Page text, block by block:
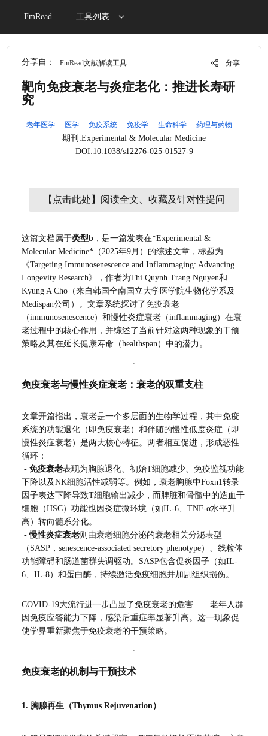
FmRead 工具列表
分享自： FmRead文献解读工具 分享
靶向免疫衰老与炎症老化：推进长寿研
究
老年医学 医学 免疫系统 免疫学 生命科学 药理与药物
期刊:Experimental & Molecular Medicine
DOI:10.1038/s12276-025-01527-9
【点击此处】阅读全文、收藏及针对性提问
这篇文档属于类型b ，是一篇发表在*Experimental &
Molecular Medicine*（2025年9月）的综述文章，标题为
《Targeting Immunosenescence and Inflammaging: Advancing
Longevity Research》，作者为Thi Quynh Trang Nguyen和
Kyung A Cho（来自韩国全南国立大学医学院生物化学系及
Medispan公司）。文章系统探讨了免疫衰老
（immunosenescence）和慢性炎症衰老（inflammaging）在衰
老过程中的核心作用，并综述了当前针对这两种现象的干预
策略及其在延长健康寿命（healthspan）中的潜力。
免疫衰老与慢性炎症衰老：衰老的双重支柱
文章开篇指出，衰老是一个多层面的生物学过程，其中免疫
系统的功能退化（即免疫衰老）和伴随的慢性低度炎症（即
慢性炎症衰老）是两大核心特征。两者相互促进，形成恶性
循环：
- 免疫衰老表现为胸腺退化、初始T细胞减少、免疫监视功能
下降以及NK细胞活性减弱等。例如，衰老胸腺中Foxn1转录
因子表达下降导致T细胞输出减少，而脾脏和骨髓中的造血干
细胞（HSC）功能也因炎症微环境（如IL-6、TNF-α水平升
高）转向髓系分化。
- 慢性炎症衰老则由衰老细胞分泌的衰老相关分泌表型
（SASP，senescence-associated secretory phenotype）、线粒体
功能障碍和肠道菌群失调驱动。SASP包含促炎因子（如IL-
6、IL-8）和蛋白酶，持续激活免疫细胞并加剧组织损伤。
COVID-19大流行进一步凸显了免疫衰老的危害——老年人群
因免疫应答能力下降，感染后重症率显著升高。这一现象促
使学界重新聚焦于免疫衰老的干预策略。
免疫衰老的机制与干预技术
1. 胸腺再生（Thymus Rejuvenation）